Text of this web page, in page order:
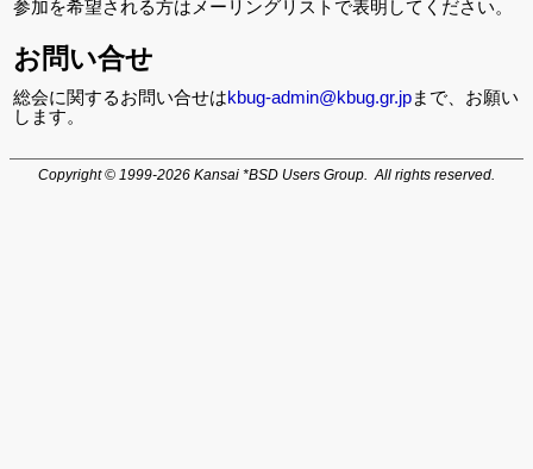
参加を希望される方はメーリングリストで表明してください。
お問い合せ
総会に関するお問い合せはkbug-admin@kbug.gr.jpまで、お願い
します。
Copyright © 1999-2026 Kansai *BSD Users Group. All rights reserved.